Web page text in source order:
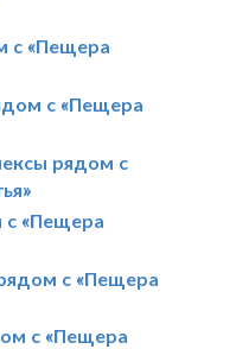
с «Пещера
с «Пещера
рядом с
с «Пещера
с «Пещера
с «Пещера